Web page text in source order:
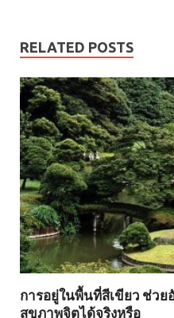
RELATED POSTS
การอยู่ในพื้นที่สีเขียว ช่ว
สุขภาพจิตได้จริงหรือ